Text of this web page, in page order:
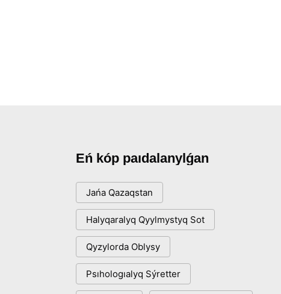
Eń kóp paıdalanylǵan
Jańa Qazaqstan
Halyqaralyq Qyylmystyq Sot
Qyzylorda Oblysy
Psıhologıalyq Sýretter